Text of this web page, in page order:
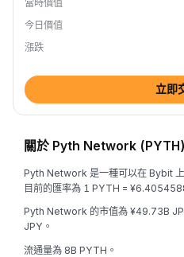
當時價值
今日價值
漲跌
立即
關於 Pyth Network (PYTH)
Pyth Network 是一種可以在 Bybit
目前的匯率為 1 PYTH =
Pyth Network 的市值為 ¥49.73B
JPY。
流通量為 8B PYTH。